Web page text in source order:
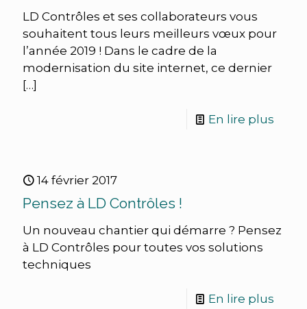
LD Contrôles et ses collaborateurs vous
souhaitent tous leurs meilleurs vœux pour
l’année 2019 ! Dans le cadre de la
modernisation du site internet, ce dernier
[…]
En lire plus
14 février 2017
Pensez à LD Contrôles !
Un nouveau chantier qui démarre ? Pensez
à LD Contrôles pour toutes vos solutions
techniques
En lire plus